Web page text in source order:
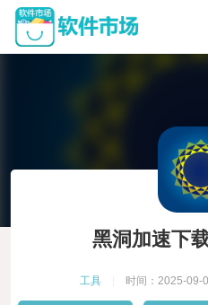
黑洞加速下
工具 时间：2025-09-